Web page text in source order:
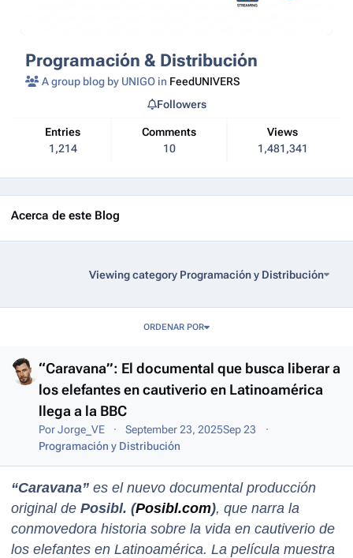
Programación & Distribución
A group blog by UNIGO in FeedUNIVERS
Entries
1,214
Comments
10
Views
1,481,341
Followers
Acerca de este Blog
Viewing category Programación y Distribución
ORDENAR POR
“Caravana”: El documental que busca liberar a
los elefantes en cautiverio en Latinoamérica
llega a la BBC
PorJorge_VE September 23, 2025Sep 23
Programación y Distribución
“Caravana” es el nuevo documental producción
original de Posibl. (Posibl.com), que narra la
conmovedora historia sobre la vida en cautiverio de
los elefantes en Latinoamérica. La película muestra